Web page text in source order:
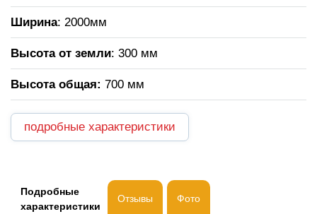
Ширина: 2000мм
Высота от земли: 300 мм
Высота общая: 700 мм
подробные характеристики
Подробные
характеристики
Отзывы Фото